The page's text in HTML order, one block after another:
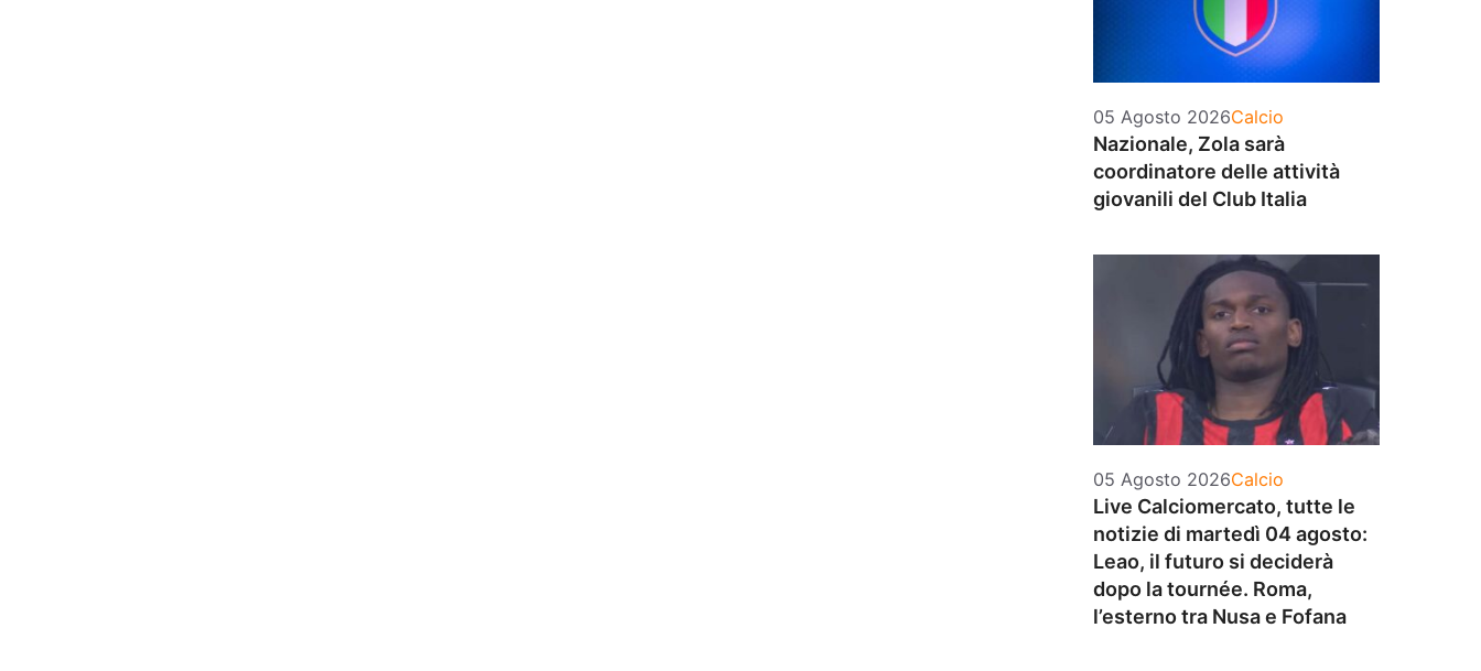
05 Agosto 2026Categorie
Calcio
Nazionale, Zola sarà
coordinatore delle attività
giovanili del Club Italia
05 Agosto 2026Categorie
Calcio
Live Calciomercato, tutte le
notizie di martedì 04 agosto:
Leao, il futuro si deciderà
dopo la tournée. Roma,
l’esterno tra Nusa e Fofana